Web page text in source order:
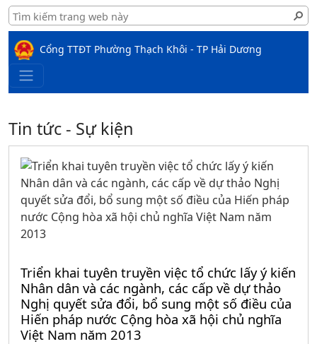
Cổng TTĐT Phường Thạch Khôi - TP Hải Dương
Tin tức - Sự kiện
Triển khai tuyên truyền việc tổ chức lấy ý kiến
Nhân dân và các ngành, các cấp về dự thảo
Nghị quyết sửa đổi, bổ sung một số điều của
Hiến pháp nước Cộng hòa xã hội chủ nghĩa
Việt Nam năm 2013